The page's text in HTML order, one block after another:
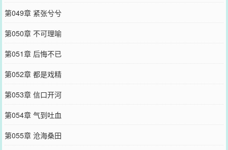
第049章 紧张兮兮
第050章 不可理喻
第051章 后悔不已
第052章 都是戏精
第053章 信口开河
第054章 气到吐血
第055章 沧海桑田